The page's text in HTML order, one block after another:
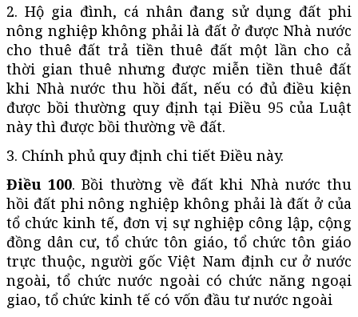
2. Hộ gia đình, cá nhân đang sử dụng đất phi
nông nghiệp không phải là đất ở được Nhà nước
cho thuê đất trả tiền thuê đất một lần cho cả
thời gian thuê nhưng được miễn tiền thuê đất
khi Nhà nước thu hồi đất, nếu có đủ điều kiện
được bồi thường quy định tại Điều 95 của Luật
này thì được bồi thường về đất.
3. Chính phủ quy định chi tiết Điều này.
Điều 100. Bồi thường về đất khi Nhà nước thu
hồi đất phi nông nghiệp không phải là đất ở của
tổ chức kinh tế, đơn vị sự nghiệp công lập, cộng
đồng dân cư, tổ chức tôn giáo, tổ chức tôn giáo
trực thuộc, người gốc Việt Nam định cư ở nước
ngoài, tổ chức nước ngoài có chức năng ngoại
giao, tổ chức kinh tế có vốn đầu tư nước ngoài